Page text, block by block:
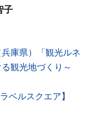
子
庫県）「観光ルネ
観光地づくり～
ベルスクエア】